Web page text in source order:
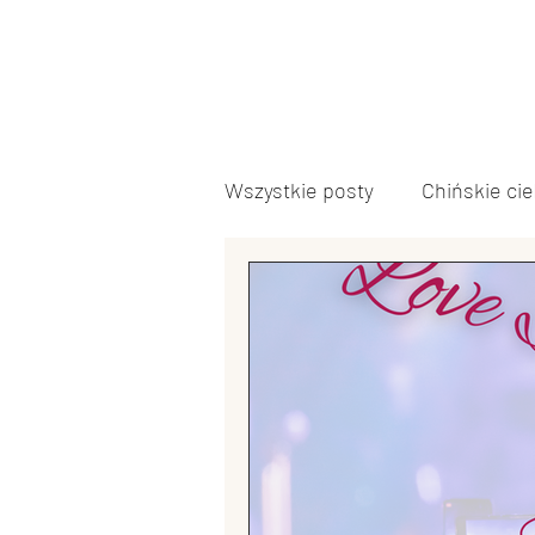
Wszystkie posty Chińskie
Język chiński Inne